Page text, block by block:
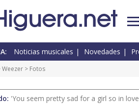
Noticias musicales Novedades
Weezer > Fotos
'You seem pretty sad for a girl so in